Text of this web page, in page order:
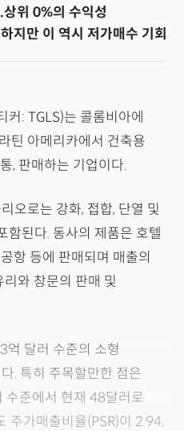
위 0%의 수익성
지만 이 역시 저가매수 기회
: TGLS)는 콜롬비아에
틴 아메리카에서 건축용
, 판매하는 기업이다.
오로는 강화, 접합, 단열 및
함된다. 동사의 제품은 호텔
항 등에 판매되며 매출의
와 창문의 판매 및
억 달러 수준의 소형
. 특히 주목할만한 점은
준에서 현재 48달러로
주가매출비율(PSR)이 2.94,